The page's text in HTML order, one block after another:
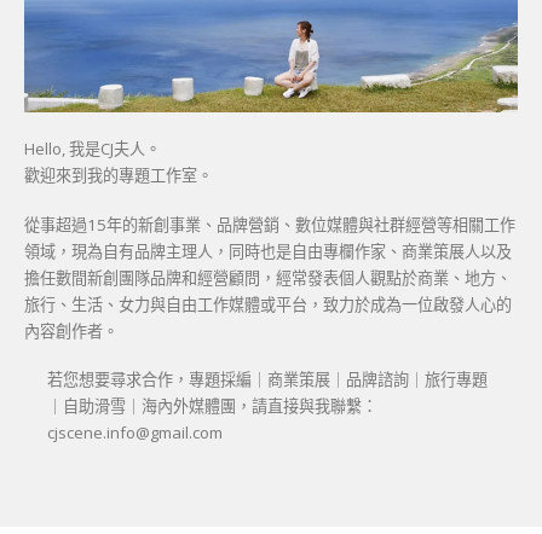
Hello, 我是CJ夫人。
歡迎來到我的專題工作室。
從事超過15年的新創事業、品牌營銷、數位媒體與社群經營等相關工作
領域，現為自有品牌主理人，同時也是自由專欄作家、商業策展人以及
擔任數間新創團隊品牌和經營顧問，經常發表個人觀點於商業、地方、
旅行、生活、女力與自由工作媒體或平台，致力於成為一位啟發人心的
內容創作者。
若您想要尋求合作，專題採編｜商業策展｜品牌諮詢｜旅行專題
｜自助滑雪｜海內外媒體團，請直接與我聯繫：
cjscene.info@gmail.com